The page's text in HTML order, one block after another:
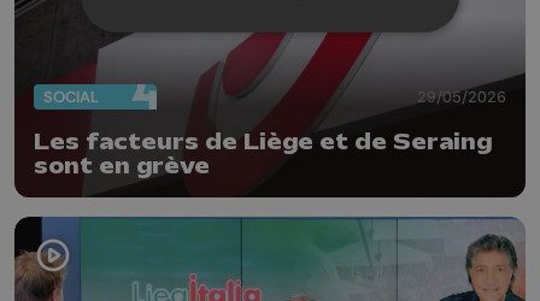
SOCIAL 29/05/2026
Les facteurs de Liège et de Seraing
sont en grève